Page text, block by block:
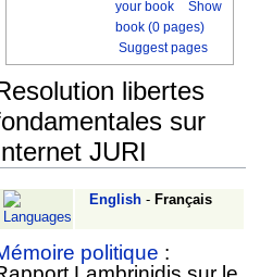
your book
Show
book (0 pages)
Suggest pages
libertes
sur
JURI
Jump
Jump
English- Français
politique :